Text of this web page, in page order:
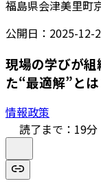
福島県会津美里町
公開日： 2025-12-
現場の学びが
た“最適解”とは
情報政策
読了まで： 19分